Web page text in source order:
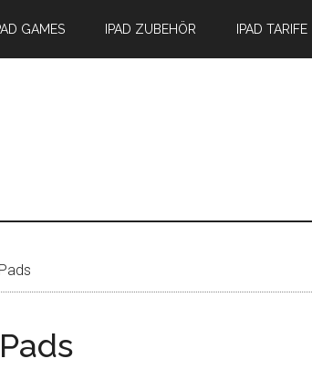
GAMES IPAD ZUBEHÖR IPAD TARIFE